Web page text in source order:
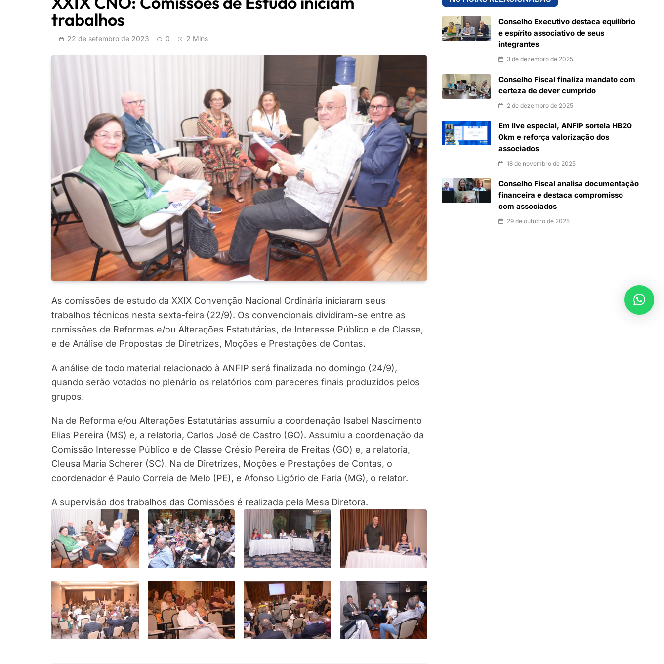
trabalhos
22 de setembro de 2023 0 2 Mins
As comissões de estudo da XXIX Convenção Nacional Ordinária iniciaram seus
trabalhos técnicos nesta sexta-feira (22/9). Os convencionais dividiram-se entre as
comissões de Reformas e/ou Alterações Estatutárias, de Interesse Público e de Classe,
e de Análise de Propostas de Diretrizes, Moções e Prestações de Contas.
A análise de todo material relacionado à ANFIP será finalizada no domingo (24/9),
quando serão votados no plenário os relatórios com pareceres finais produzidos pelos
grupos.
Na de Reforma e/ou Alterações Estatutárias assumiu a coordenação Isabel Nascimento
Elias Pereira (MS) e, a relatoria, Carlos José de Castro (GO). Assumiu a coordenação da
Comissão Interesse Público e de Classe Crésio Pereira de Freitas (GO) e, a relatoria,
Cleusa Maria Scherer (SC). Na de Diretrizes, Moções e Prestações de Contas, o
coordenador é Paulo Correia de Melo (PE), e Afonso Ligório de Faria (MG), o relator.
A supervisão dos trabalhos das Comissões é realizada pela Mesa Diretora.
Conselho Executivo destaca equilíbrio
e espírito associativo de seus
integrantes
3 de dezembro de 2025
Conselho Fiscal finaliza mandato com
certeza de dever cumprido
2 de dezembro de 2025
Em live especial, ANFIP sorteia HB20
0km e reforça valorização dos
associados
18 de novembro de 2025
Conselho Fiscal analisa documentação
financeira e destaca compromisso
com associados
29 de outubro de 2025